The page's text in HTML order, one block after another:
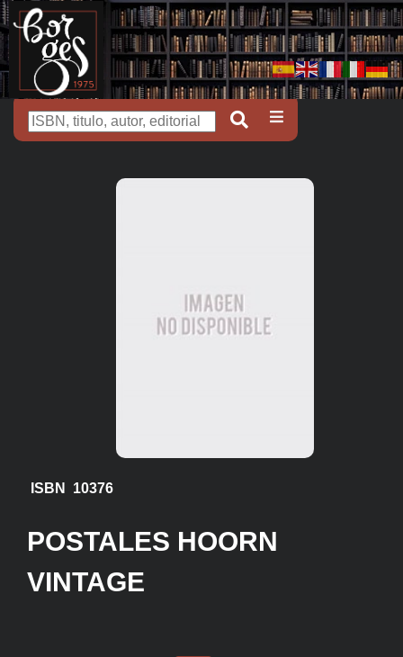
ISBN 10376
POSTALES HOORN
VINTAGE